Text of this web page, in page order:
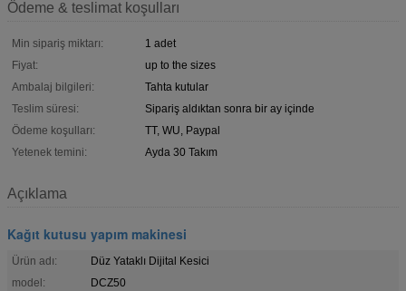
Ödeme & teslimat koşulları
Min sipariş miktarı:
1 adet
Fiyat:
up to the sizes
Ambalaj bilgileri:
Tahta kutular
Teslim süresi:
Sipariş aldıktan sonra bir ay içinde
Ödeme koşulları:
TT, WU, Paypal
Yetenek temini:
Ayda 30 Takım
Açıklama
Kağıt kutusu yapım makinesi
Ürün adı:
Düz Yataklı Dijital Kesici
model:
DCZ50